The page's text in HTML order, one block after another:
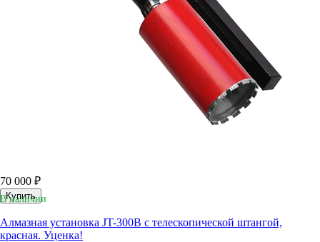
70 000 ₽
Купить
В наличии
Алмазная установка JT-300B с телескопической штангой,
красная. Уценка!